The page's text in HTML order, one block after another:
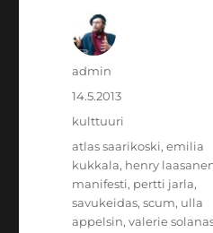
Kirjoittaja
admin
Julkaistu
14.5.2013
Kategoriat
kulttuuri
Avainsanat
atlas saarikoski,emilia
kukkala, henry
manifesti, pertti jarla,
savukeidas,scum, ulla
appelsin,valerie